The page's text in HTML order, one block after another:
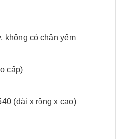
không có chân yếm
cấp)
(dài x rộng x cao)